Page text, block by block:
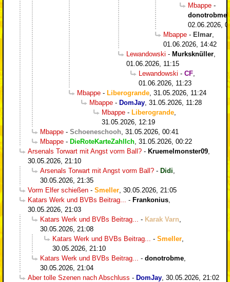
Mbappe -
donotrobme,
02.06.2026,
Mbappe - Elmar
01.06.2026, 14:42
Lewandowski - Murksknüller
01.06.2026, 11:15
Lewandowski - CF
01.06.2026, 11:23
Mbappe - Liberogrande 31.05.2026, 11:24
Mbappe - DomJay 31.05.2026, 11:28
Mbappe - Liberogrande
31.05.2026, 12:19
Mbappe - Schoeneschooh 31.05.2026, 00:41
Mbappe - DieRoteKarteZahlIch 31.05.2026, 00:22
Arsenals Torwart mit Angst vorm Ball? - Kruemelmonster09
30.05.2026, 21:10
Arsenals Torwart mit Angst vorm Ball? - Didi
30.05.2026, 21:35
Vorm Elfer schießen - Smeller 30.05.2026, 21:05
Katars Werk und BVBs Beitrag...
- Frankonius
30.05.2026, 21:03
Katars Werk und BVBs Beitrag...
- Karak Varn
30.05.2026, 21:08
Katars Werk und BVBs Beitrag...
- Smeller
30.05.2026, 21:10
Katars Werk und BVBs Beitrag...
- donotrobme
30.05.2026, 21:04
Aber tolle Szenen nach Abschluss - DomJay 30.05.2026, 21:02